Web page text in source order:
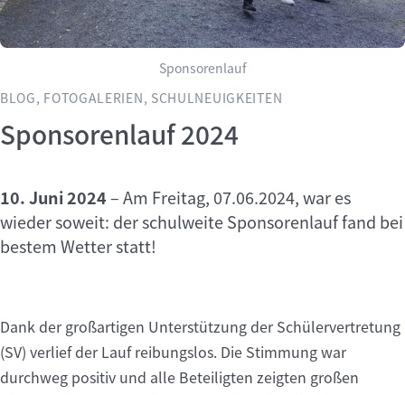
Sponsorenlauf 2024
BLOG, FOTOGALERIEN, SCHULNEUIGKEITEN
10. Juni 2024–Am Freitag, 07.06.2024, war es
wieder soweit: der schulweite Sponsorenlauf fand bei
bestem Wetter statt!
Sponsorenlauf
Dank der großartigen Unterstützung der Schülervertretung
(SV) verlief der Lauf reibungslos. Die Stimmung war
durchweg positiv und alle Beteiligten zeigten großen